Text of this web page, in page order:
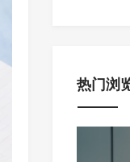
热门浏